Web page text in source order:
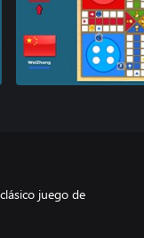
juego de